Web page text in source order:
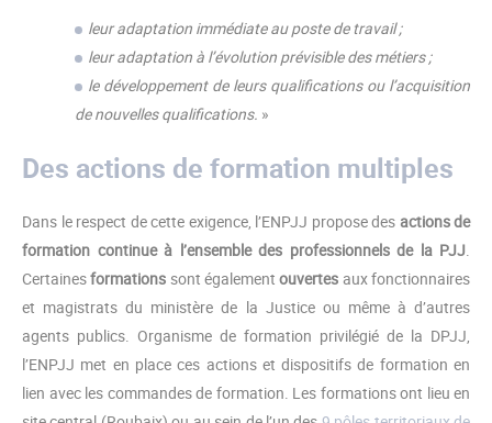
leur adaptation immédiate au poste de travail ;
leur adaptation à l’évolution prévisible des métiers ;
le développement de leurs qualifications ou l’acquisition
de nouvelles qualifications. »
Des actions de formation multiples
Dans le respect de cette exigence, l’ENPJJ propose des actions de
formation continue à l’ensemble des professionnels de la PJJ
Certainesformations sont égalementouvertes aux fonctionnaires
et magistrats du ministère de la Justice ou même à d’autres
agents publics. Organisme de formation privilégié de la DPJJ,
l’ENPJJ met en place ces actions et dispositifs de formation en
lien avec les commandes de formation. Les formations ont lieu en